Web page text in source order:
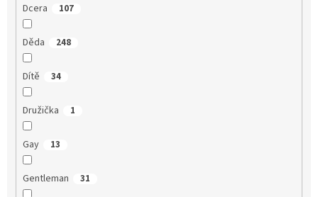
Dcera 107
Děda 248
Dítě 34
Družička 1
Gay 13
Gentleman 31